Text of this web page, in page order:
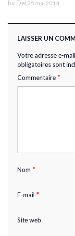
by DeL25 mai 2014
LAISSER UN
Votre adresse e-
obligatoires sont
Commentaire *
Nom *
E-mail *
Site web